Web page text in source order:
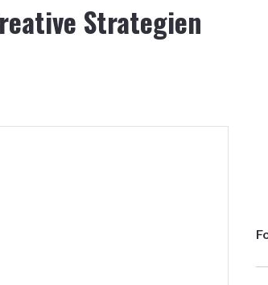
Strategien